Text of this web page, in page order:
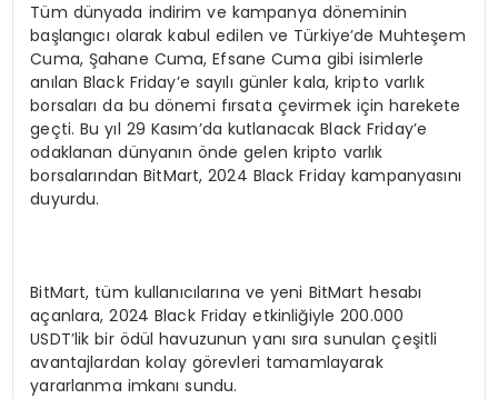
Tüm dünyada indirim ve kampanya döneminin
başlangıcı olarak kabul edilen ve Türkiye’de Muhteşem
Cuma, Şahane Cuma, Efsane Cuma gibi isimlerle
anılan Black Friday’e sayılı günler kala, kripto varlık
borsaları da bu dönemi fırsata çevirmek için harekete
geçti. Bu yıl 29 Kasım’da kutlanacak Black Friday’e
odaklanan dünyanın önde gelen kripto varlık
borsalarından BitMart, 2024 Black Friday kampanyasını
duyurdu.
BitMart, tüm kullanıcılarına ve yeni BitMart hesabı
açanlara, 2024 Black Friday etkinliğiyle 200.000
USDT’lik bir ödül havuzunun yanı sıra sunulan çeşitli
avantajlardan kolay görevleri tamamlayarak
yararlanma imkanı sundu.